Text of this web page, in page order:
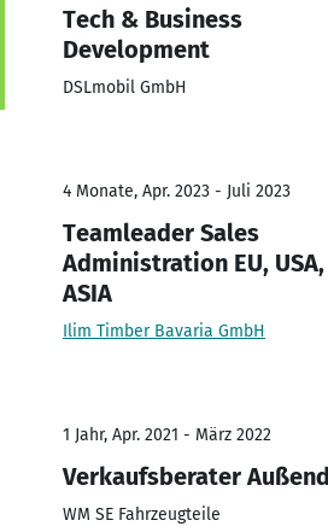
Tech & Business
Development
DSLmobil GmbH
4 Monate, Apr. 2023 - Juli 2023
Teamleader Sales
Administration EU, USA,
ASIA
Ilim Timber Bavaria GmbH
1 Jahr, Apr. 2021 - März 2022
Verkaufsberater
WM SE Fahrzeugteile